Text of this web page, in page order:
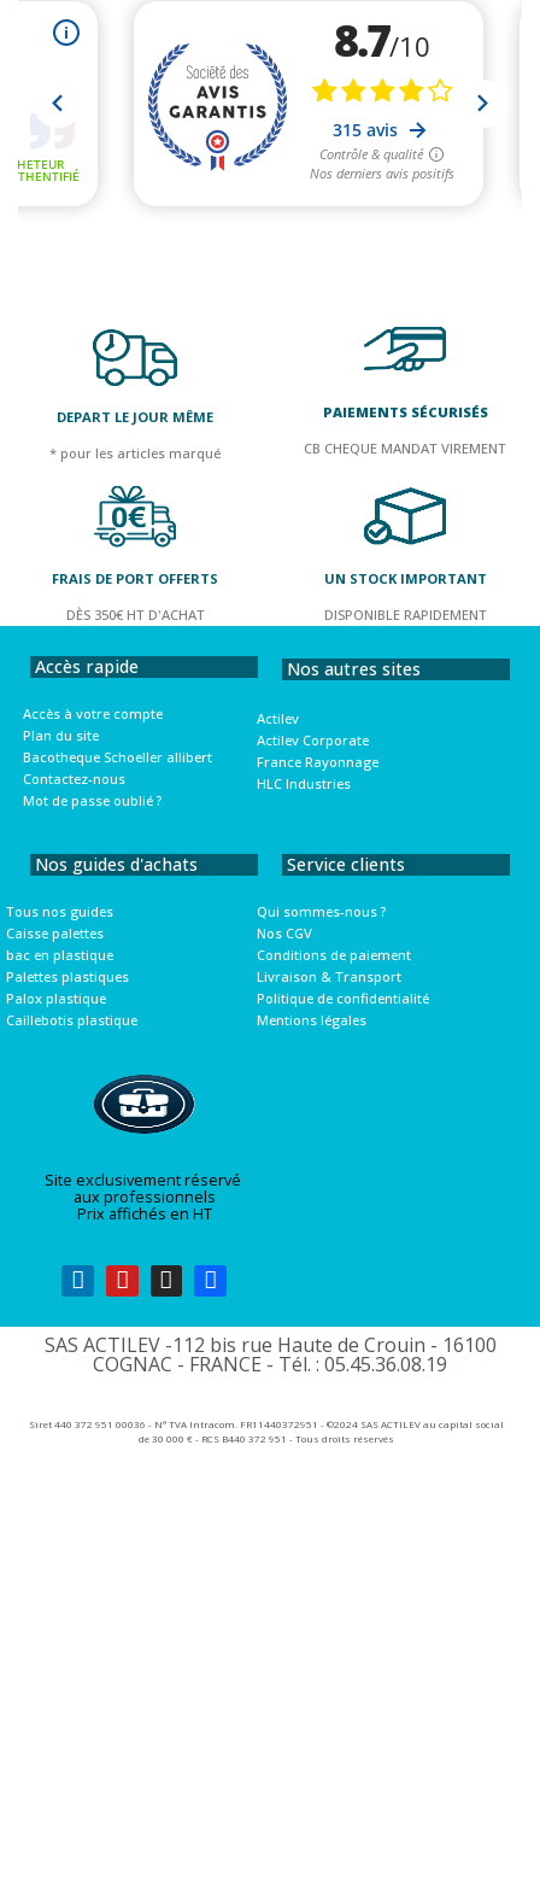
DEPART LE JOUR MÊME
* pour les articles marqué
PAIEMENTS SÉCURISÉS
CB CHEQUE MANDAT VIREMENT
FRAIS DE PORT OFFERTS
DÈS 350€ HT D'ACHAT
UN STOCK IMPORTANT
DISPONIBLE RAPIDEMENT
Accès rapide
Accès à votre compte
Plan du site
Bacotheque Schoeller allibert
Contactez-nous
Mot de passe oublié ?
Nos autres sites
Actilev
Actilev Corporate
France Rayonnage
HLC Industries
Nos guides d'achats
Tous nos guides
Caisse palettes
bac en plastique
Palettes plastiques
Palox plastique
Caillebotis plastique
Service clients
Qui sommes-nous ?
Nos CGV
Conditions de paiement
Livraison & Transport
Politique de confidentialité
Mentions légales
Site exclusivement réservé
aux professionnels
Prix affichés en HT
SAS ACTILEV -112 bis rue Haute de Crouin - 16100
COGNAC - FRANCE - Tél. : 05.45.36.08.19​
Siret 440 372 951 00036 - N° TVA Intracom. FR11440372951 - ©2024 SAS ACTILEV au capital social
de 30 000 € - RCS B440 372 951 - Tous droits réservés​​